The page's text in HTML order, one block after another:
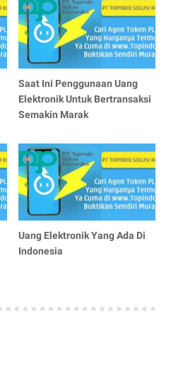
Saat Ini Penggunaan Uang
Elektronik Untuk Bertransaksi
Semakin Marak
Uang Elektronik Yang Ada Di
Indonesia